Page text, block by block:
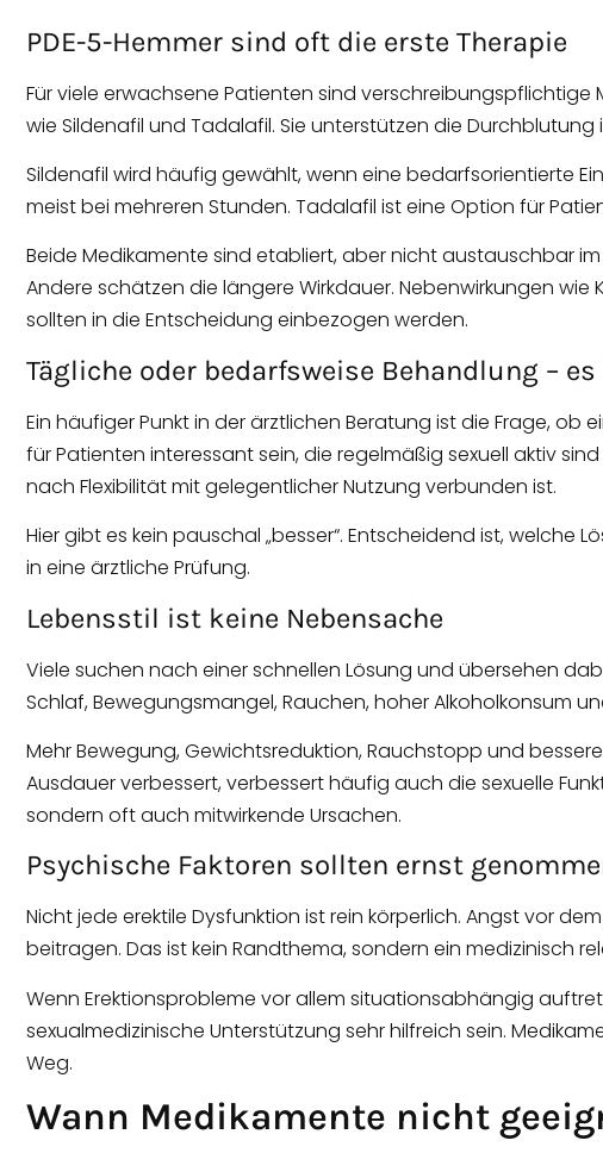
PDE-5-Hemmer sind oft die erste Therapie
Für viele erwachsene Patienten sind
wie Sildenafil und Tadalafil. Sie unterstützen die
Sildenafil wird häufig gewählt, wenn eine bedarfsorientierte
meist bei mehreren Stunden. Tadalafil ist eine Option für
Beide Medikamente sind etabliert, aber nicht austauschbar
Andere schätzen die längere Wirkdauer. Nebenwirkungen
sollten in die Entscheidung einbezogen werden.
Tägliche oder bedarfsweise Behandlung –
Ein häufiger Punkt in der ärztlichen Beratung ist die Frage, ob
für Patienten interessant sein, die regelmäßig sexuell aktiv
nach Flexibilität mit gelegentlicher Nutzung verbunden ist.
Hier gibt es kein pauschal „besser“. Entscheidend ist,
in eine ärztliche Prüfung.
Lebensstil ist keine Nebensache
Viele suchen nach einer schnellen Lösung und übersehen
Schlaf, Bewegungsmangel, Rauchen, hoher Alkoholkonsum
Mehr Bewegung, Gewichtsreduktion, Rauchstopp und
Ausdauer verbessert, verbessert häufig auch die sexuelle
sondern oft auch mitwirkende Ursachen.
Psychische Faktoren sollten ernst
Nicht jede erektile Dysfunktion ist rein körperlich. Angst vor
beitragen. Das ist kein Randthema, sondern ein medizinisch
Wenn Erektionsprobleme vor allem situationsabhängig
sexualmedizinische Unterstützung sehr hilfreich sein.
Weg.
Wann Medikamente nicht